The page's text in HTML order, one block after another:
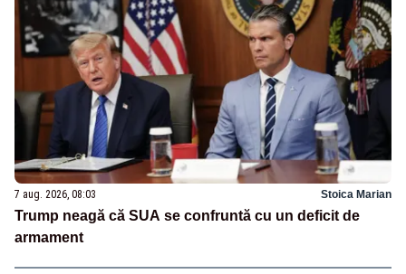
7 aug. 2026, 08:03 Stoica Marian
Trump neagă că SUA se confruntă cu un deficit de
armament